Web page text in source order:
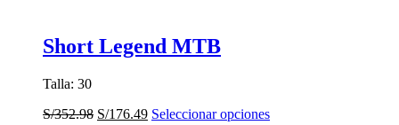
Short Legend MTB
Talla: 30
S/352.98 El
S/176.49ElSeleccionar opcionesEste